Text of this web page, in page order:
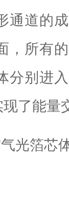
通道的
，所有
分别进
了能量